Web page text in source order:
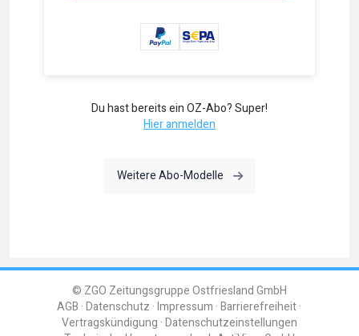
Du hast bereits ein OZ-Abo? Super!
Hier anmelden
Weitere Abo-Modelle
© ZGO Zeitungsgruppe Ostfriesland GmbH
AGB Datenschutz Impressum Barrierefreiheit
Vertragskündigung Datenschutzeinstellungen